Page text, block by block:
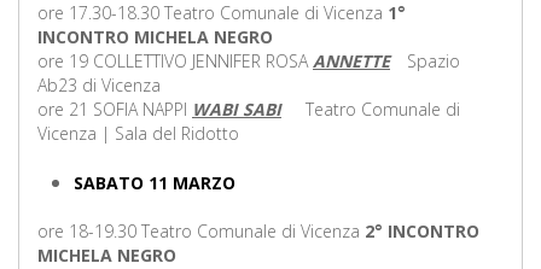
ore 17.30-18.30 Teatro Comunale di Vicenza 1°
INCONTRO MICHELA NEGRO
ore 19 COLLETTIVO JENNIFER ROSAANNETTE
Spazio
Ab23 di Vicenza
ore 21 SOFIA NAPPI WABI SABI
Teatro Comunale di
Vicenza | Sala del Ridotto
SABATO 11 MARZO
ore 18-19.30 Teatro Comunale di Vicenza 2° INCONTRO
MICHELA NEGRO